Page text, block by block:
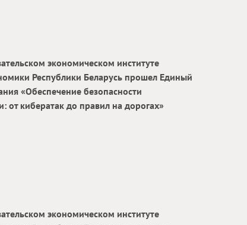
экономическом институте
Республики Беларусь прошел Единый
«Обеспечение безопасности
от кибератак до правил на дорогах»
экономическом институте